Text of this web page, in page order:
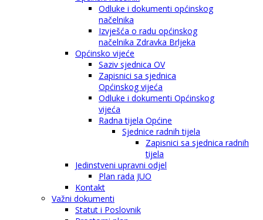
Odluke i dokumenti općinskog
načelnika
Izvješća o radu općinskog
načelnika Zdravka Brljeka
Općinsko vijeće
Saziv sjednica OV
Zapisnici sa sjednica
Općinskog vijeća
Odluke i dokumenti Općinskog
vijeća
Radna tijela Općine
Sjednice radnih tijela
Zapisnici sa sjednica radnih
tijela
Jedinstveni upravni odjel
Plan rada JUO
Kontakt
Važni dokumenti
Statut i Poslovnik